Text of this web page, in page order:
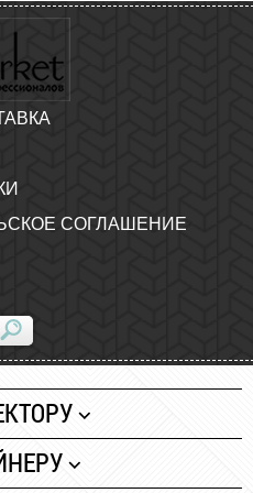
СОГЛАШЕНИЕ
Бумага